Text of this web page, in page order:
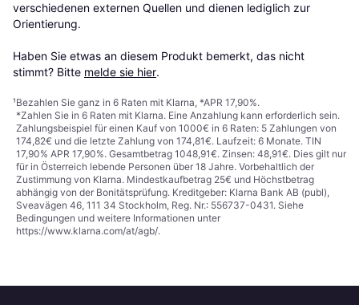
verschiedenen externen Quellen und dienen lediglich zur
Orientierung.
Haben Sie etwas an diesem Produkt bemerkt, das nicht
stimmt? Bitte melde sie hier.
¹Bezahlen Sie ganz in 6 Raten mit Klarna, *APR 17,90%.
*Zahlen Sie in 6 Raten mit Klarna. Eine Anzahlung kann erforderlich sein.
Zahlungsbeispiel für einen Kauf von 1000€ in 6 Raten: 5 Zahlungen von
174,82€ und die letzte Zahlung von 174,81€. Laufzeit: 6 Monate. TIN
17,90% APR 17,90%. Gesamtbetrag 1048,91€. Zinsen: 48,91€. Dies gilt nur
für in Österreich lebende Personen über 18 Jahre. Vorbehaltlich der
Zustimmung von Klarna. Mindestkaufbetrag 25€ und Höchstbetrag
abhängig von der Bonitätsprüfung. Kreditgeber: Klarna Bank AB (publ),
Sveavägen 46, 111 34 Stockholm, Reg. Nr.: 556737-0431. Siehe
Bedingungen und weitere Informationen unter
https://www.klarna.com/at/agb/.